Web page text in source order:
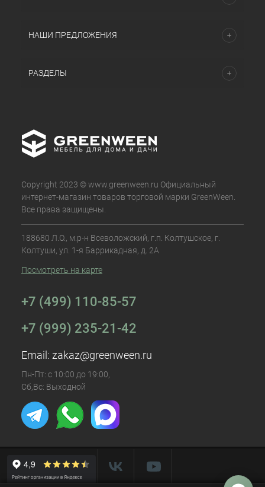
НАШИ ПРЕДЛОЖЕНИЯ
РАЗДЕЛЫ
Copyright 2023 © www.greenween.ru Официальный
интернет-магазин товаров торговой марки GreenWeen.
Все права защищены.
188680 Л.О., м.р-н Всеволожский, г.п. Колтушское, г.
Колтуши, ул. 1-я Баррикадная, д. 2А
Посмотреть на карте
+7 (499) 110-85-57
+7 (999) 235-21-42
Email: zakaz@greenween.ru
Пн-Пт: с 10:00 до 19:00,
Сб,Вс: Выходной